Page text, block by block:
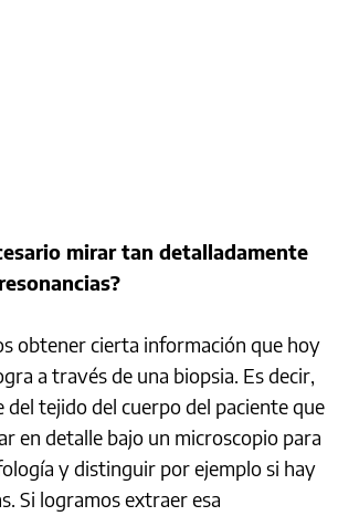
mirar tan detalladamente
obtener cierta información que hoy
a través de una biopsia. Es decir,
tejido del cuerpo del paciente que
en detalle bajo un microscopio para
y distinguir por ejemplo si hay
Si logramos extraer esa